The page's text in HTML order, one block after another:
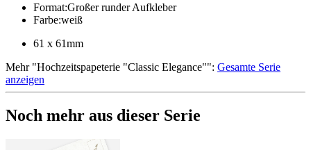
Format:Großer runder Aufkleber
Farbe:weiß
61 x 61mm
Mehr"Hochzeitspapeterie "Classic Elegance"": Gesamte Serie
anzeigen
Noch mehr aus dieser Serie